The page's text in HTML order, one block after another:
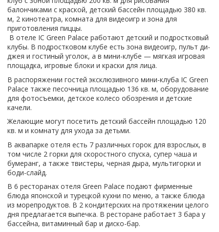
балончиками с краской, детский бассейн площадью 380 кв.
м, 2 кинотеатра, комната для видеоигр и зона для
приготовления пиццы.
В отеле IC Green Palace работают детский и подростковый
клубы. В подростковом клубе есть зона видеоигр, пульт ди-
джея и гостиный уголок, а в мини-клубе — мягкая игровая
площадка, игровые блоки и краски для лица.
В распоряжении гостей эксклюзивного мини-клуба IC Green
Palace также песочница площадью 136 кв. м, оборудование
для фотосъемки, детское колесо обозрения и детские
качели.
Желающие могут посетить детский бассейн площадью 120
кв. м и комнату для ухода за детьми.
В аквапарке отеля есть 7 различных горок для взрослых, в
том числе 2 горки для скоростного спуска, супер чаша и
бумеранг, а также твистеры, черная дыра, мультигорки и
боди-слайд.
В 6 ресторанах отеля Green Palace подают фирменные
блюда японской и турецкой кухни по меню, а также блюда
из морепродуктов. В 2 кондитерских на протяжении целого
дня предлагается выпечка. В ресторане работает 3 бара у
бассейна, витаминный бар и диско-бар.